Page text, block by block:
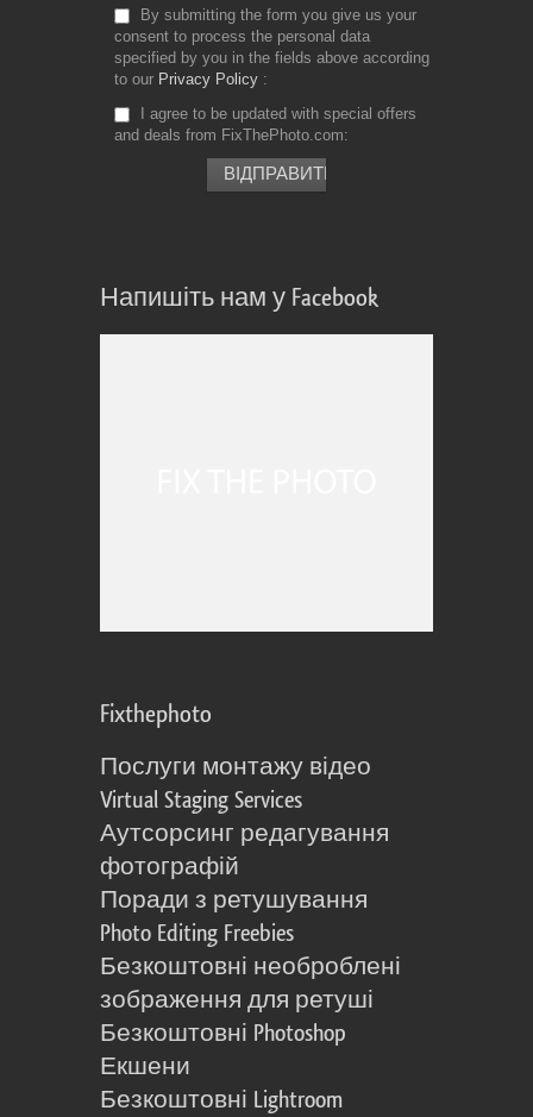
By submitting the form you give us your
consent to process the personal data
specified by you in the fields above according
to our Privacy Policy
I agree to be updated with special offers
and deals from FixThePhoto.com
Напишіть нам у Facebook
Fixthephoto
Послуги монтажу відео
Virtual Staging Services
Аутсорсинг редагування
фотографій
Поради з ретушування
Photo Editing Freebies
Безкоштовні необроблені
зображення для ретуші
Безкоштовні Photoshop
Екшени
Безкоштовні Lightroom